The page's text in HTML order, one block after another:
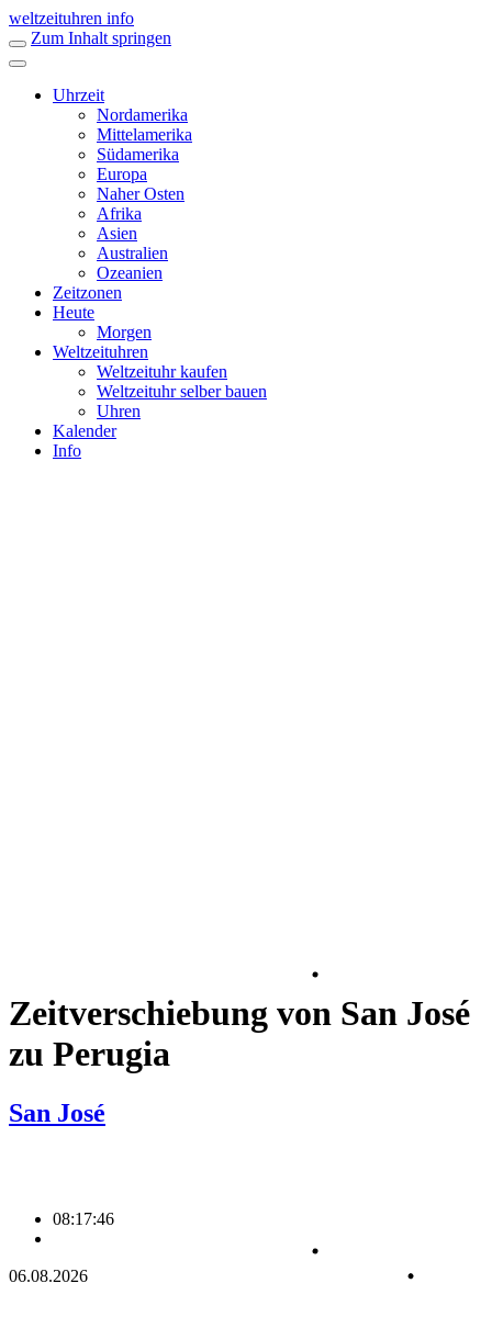
weltzeituhren info
Zum Inhalt springen
Uhrzeit
Nordamerika
Mittelamerika
Südamerika
Europa
Naher Osten
Afrika
Asien
Australien
Ozeanien
Zeitzonen
Heute
Morgen
Weltzeituhren
Weltzeituhr kaufen
Weltzeituhr selber bauen
Uhren
Kalender
Info
Zeitverschiebung von San José
zu Perugia
San José
08:17:46
06.08.2026